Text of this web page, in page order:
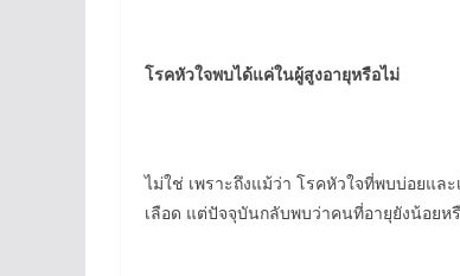
โรคหัวใจพบได้แค่ในผู้สูงอายุหรือไม่
ไม่ใช่ เพราะถึงแม้ว่า โรคหัวใจที่พบบ่อยแล
เลือด แต่ปัจจุบันกลับพบว่าคนที่อายุยังน้อยห